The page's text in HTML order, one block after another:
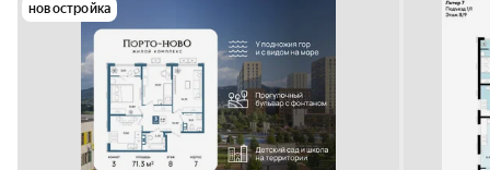
новостройка